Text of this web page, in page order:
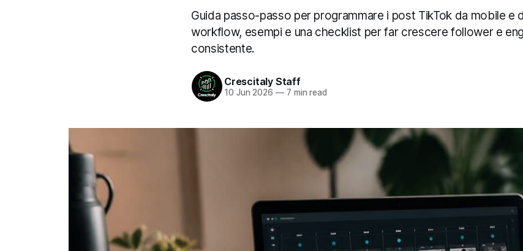
Guida passo-passo per programmare i post TikTok da mobile e
workflow, esempi e una checklist per far crescere follower e
consistente.
Crescitaly Staff
10 Jun 2026 —7 min read